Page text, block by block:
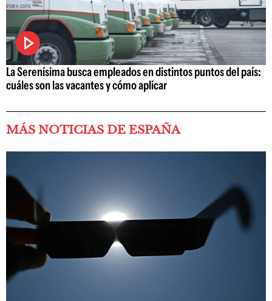
La Serenísima busca empleados en distintos puntos del país:
cuáles son las vacantes y cómo aplicar
MÁS NOTICIAS DE ESPAÑA